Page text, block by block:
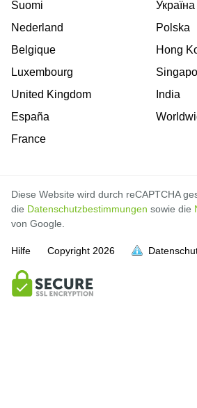
Suomi
Nederland
Belgique
Luxembourg
United Kingdom
España
France
Україна
Polska
Hong
India
Diese Website wird durch reCAPTCHA
die Datenschutzbestimmungen sowie die
von Google.
Hilfe Copyright 2026